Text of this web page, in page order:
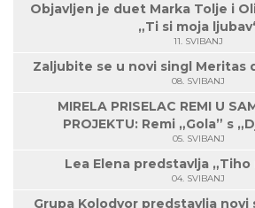
Objavljen je duet Marka Tolje i
„Ti si moja
11. SVIBANJ
Zaljubite se u novi singl Meritas
08. SVIBANJ
MIRELA PRISELAC REMI U
PROJEKTU: Remi „Gola” s
05. SVIBANJ
Lea Elena predstavlja „Tiho
04. SVIBANJ
Grupa Kolodvor predstavlja novi